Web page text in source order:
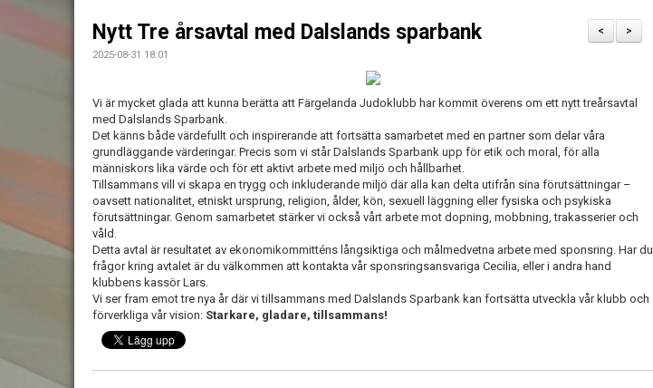
>
<
Nytt Tre årsavtal med Dalslands sparbank
2025-08-31 18:01
Vi är mycket glada att kunna berätta att Färgelanda Judoklubb har kommit överens om ett nytt treårsavtal
med Dalslands Sparbank.
Det känns både värdefullt och inspirerande att fortsätta samarbetet med en partner som delar våra
grundläggande värderingar. Precis som vi står Dalslands Sparbank upp för etik och moral, för alla
människors lika värde och för ett aktivt arbete med miljö och hållbarhet.
Tillsammans vill vi skapa en trygg och inkluderande miljö där alla kan delta utifrån sina förutsättningar –
oavsett nationalitet, etniskt ursprung, religion, ålder, kön, sexuell läggning eller fysiska och psykiska
förutsättningar. Genom samarbetet stärker vi också vårt arbete mot dopning, mobbning, trakasserier och
våld.
Detta avtal är resultatet av ekonomikommitténs långsiktiga och målmedvetna arbete med sponsring. Har du
frågor kring avtalet är du välkommen att kontakta vår sponsringsansvariga Cecilia, eller i andra hand
klubbens kassör Lars.
Vi ser fram emot tre nya år där vi tillsammans med Dalslands Sparbank kan fortsätta utveckla vår klubb och
förverkliga vår vision: Starkare, gladare, tillsammans!